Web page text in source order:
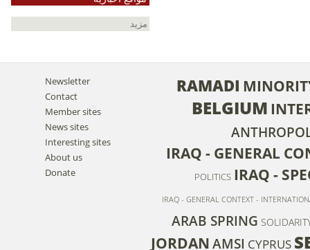
Newsletter
Contact
Member sites
News sites
Interesting sites
About us
Donate
RAMADI
BELGIUM
IRAQ - GENERAL
POLITICS IRAQ -
IRAQ - GENERAL CONTEXT -
ARAB SPRING
JORDANAMSI CYPRUS